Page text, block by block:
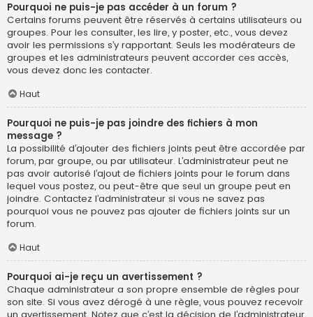
Pourquoi ne puis-je pas accéder à un forum ?
Certains forums peuvent être réservés à certains utilisateurs ou
groupes. Pour les consulter, les lire, y poster, etc., vous devez
avoir les permissions s’y rapportant. Seuls les modérateurs de
groupes et les administrateurs peuvent accorder ces accès,
vous devez donc les contacter.
Haut
Pourquoi ne puis-je pas joindre des fichiers à mon
message ?
La possibilité d’ajouter des fichiers joints peut être accordée par
forum, par groupe, ou par utilisateur. L’administrateur peut ne
pas avoir autorisé l’ajout de fichiers joints pour le forum dans
lequel vous postez, ou peut-être que seul un groupe peut en
joindre. Contactez l’administrateur si vous ne savez pas
pourquoi vous ne pouvez pas ajouter de fichiers joints sur un
forum.
Haut
Pourquoi ai-je reçu un avertissement ?
Chaque administrateur a son propre ensemble de règles pour
son site. Si vous avez dérogé à une règle, vous pouvez recevoir